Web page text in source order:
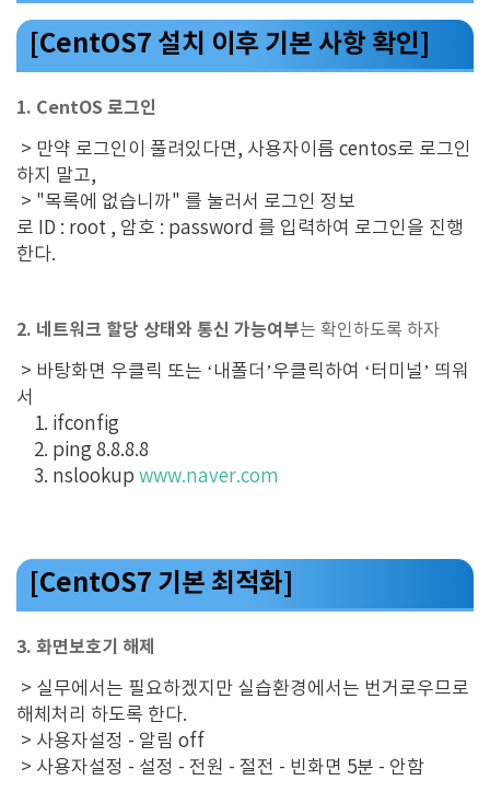
[CentOS7 설치 이후 기본 사항 확인]
1. CentOS 로그인
> 만약 로그인이 풀려있다면, 사용자이름 centos로 로그인
하지 말고,
> "목록에 없습니까" 를 눌러서 로그인 정보
로 ID : root , 암호 : password 를 입력하여 로그인을 진행
한다.
2. 네트워크 할당 상태와 통신 가능여부는 확인하도록 하자
> 바탕화면 우클릭 또는 ‘내폴더’우클릭하여 ‘터미널’ 띄워
서
1. ifconfig
2. ping 8.8.8.8
3. nslookup www.naver.com
[CentOS7 기본 최적화]
3. 화면보호기 해제
> 실무에서는 필요하겠지만 실습환경에서는 번거로우므로
해체처리 하도록 한다.
> 사용자설정 - 알림 off
> 사용자설정 - 설정 - 전원 - 절전 - 빈화면 5분 - 안함